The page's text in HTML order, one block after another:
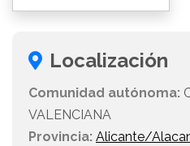
Localización
Comunidad autónoma:
VALENCIANA
Provincia: Alicante/